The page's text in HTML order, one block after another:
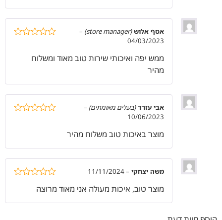
אסף אלוש(store manager)
–
04/03/2023
ממש יפה ואיכותי שירות טוב מאוד ומשלוח
מהיר
אבי עזרד(בעלים מאומתים) –
10/06/2023
מוצר באיכות טוב משלוח מהיר
5
משה יצחקי –
11/11/2024
מוצר טוב, איכות מעולה אני מאוד מרוצה